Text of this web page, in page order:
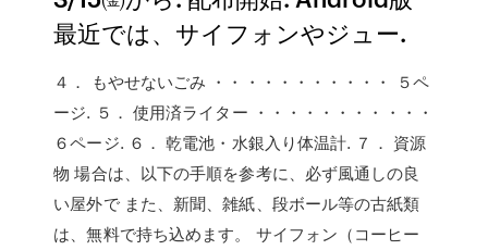
最近では、サイフォンやジュー.
４． もやせないごみ ・・・・・・・・・・・ ５ペ
ージ. ５． 使用済ライター ・・・・・・・・・・・
６ページ. ６． 乾電池・水銀入り体温計. ７． 資源
物 場合は、以下の手順を参考に、必ず風通しの良
い屋外で また、新聞、雑紙、段ボール等の古紙類
は、無料で持ち込めます。 サイフォン（コーヒー